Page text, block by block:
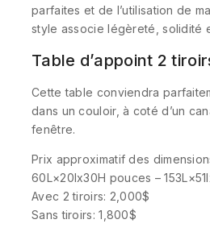
parfaites et de l’utilisation de
style associe légèreté, solidité
Table d’appoint 2
Cette table conviendra
dans un couloir, à coté d’un
fenêtre.
Prix approximatif des
60L×20lx30H pouces –
Avec 2 tiroirs: 2,000$
Sans tiroirs: 1,800$